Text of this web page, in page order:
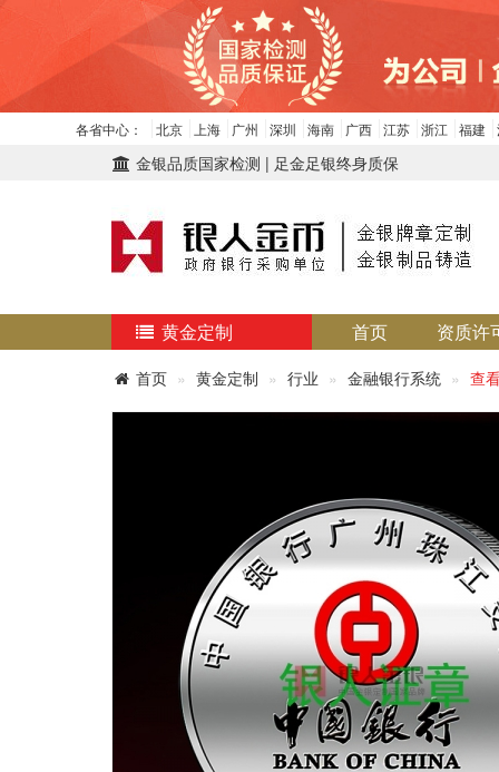
各省中心： 北京 上海 广州 深圳 海南 广西 江苏 浙江 福建
金银品质国家检测 | 足金足银终身质保
黄金定制 首页 资质许
首页 黄金定制 行业 金融银行系统 查